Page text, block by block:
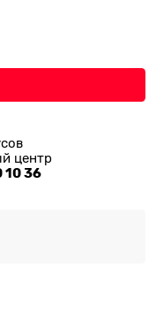
центр
10 36